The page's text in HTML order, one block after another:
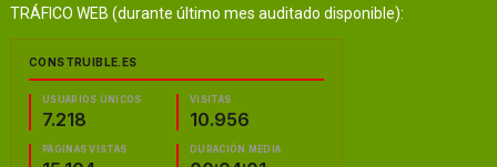
TRÁFICO WEB (durante último mes auditado disponible):